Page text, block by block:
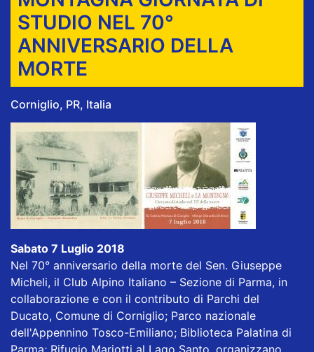
STUDIO NEL 70°
ANNIVERSARIO DELLA
MORTE
Corniglio, PR, Italia
Sabato 7 Luglio 2018
Nel 70° anniversario della morte del Sen. Giuseppe
Micheli, il Club Alpino Italiano – Sezione di Parma, in
collaborazione e con il contributo di Parchi del
Ducato, Comune di Corniglio; Parco nazionale
dell'Appennino Tosco-Emiliano; Biblioteca Palatina di